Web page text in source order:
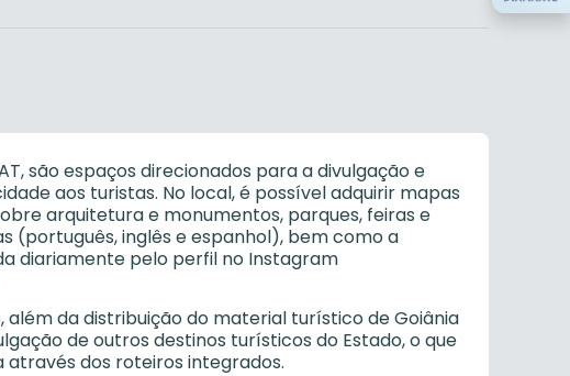
são espaços direcionados para a divulgação e
aos turistas. No local, é possível adquirir mapas
arquitetura e monumentos, parques, feiras e
(português, inglês e espanhol), bem como a
diariamente pelo perfil no Instagram
além da distribuição do material turístico de Goiânia
de outros destinos turísticos do Estado, o que
dos roteiros integrados.